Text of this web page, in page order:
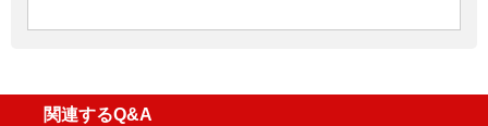
関連するQ&A